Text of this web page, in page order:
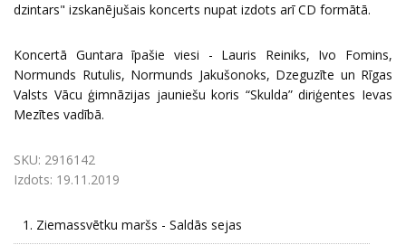
dzintars" izskanējušais koncerts nupat izdots arī CD formātā.
Koncertā Guntara īpašie viesi - Lauris Reiniks, Ivo Fomins,
Normunds Rutulis, Normunds Jakušonoks, Dzeguzīte un Rīgas
Valsts Vācu ģimnāzijas jauniešu koris “Skulda” diriģentes Ievas
Mezītes vadībā.
SKU: 2916142
Izdots: 19.11.2019
1. Ziemassvētku maršs - Saldās sejas